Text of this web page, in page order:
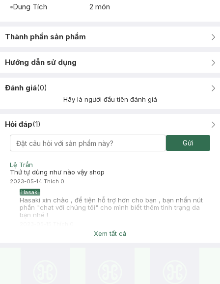
Dung Tích
2 món
Thành phần sản phẩm
Hướng dẫn sử dụng
Đánh giá(0)
Hãy là người đầu tiên đánh giá
Hỏi đáp(1)
Gửi
Lệ Trần
Thứ tự dùng như nào vậy shop
2023-05-14 Thích 0
Hasaki
Hasaki xin chào , để tiện hỗ trợ hơn cho bạn , bạn nhấn nút
phần "chat với chúng tôi" cho mình biết thêm tình trạng da
bạn nhé !
Xem tất cả